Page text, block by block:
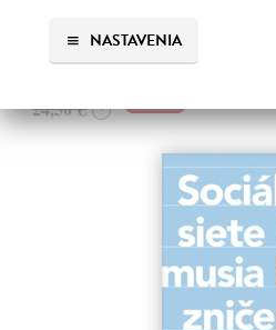
NASTAVENIA
Zasielame do 14 dní
22,05 €
24,50 € ?